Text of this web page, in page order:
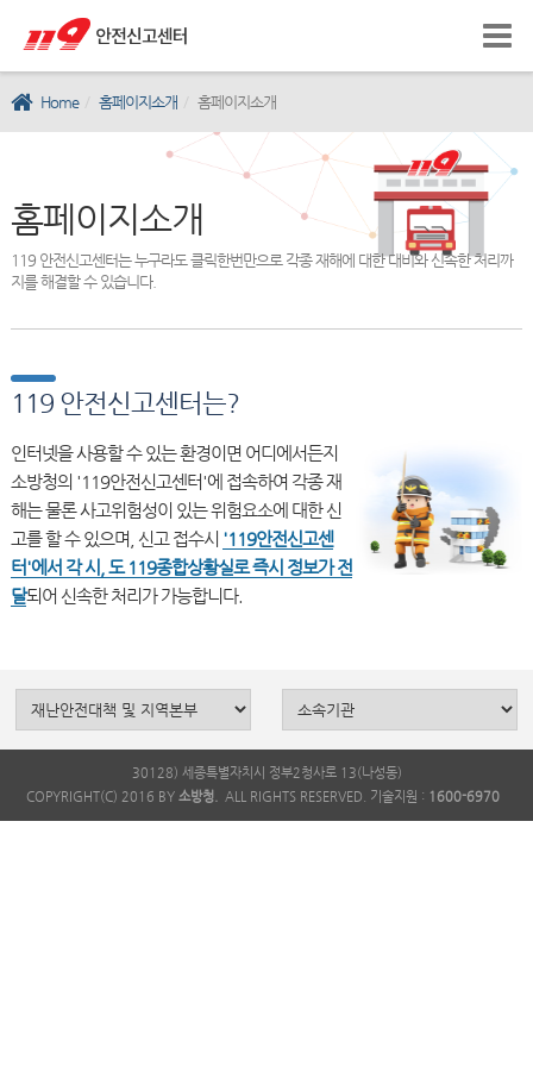
Home 홈페이지소개 홈페이지소개
홈페이지소개
119 안전신고센터는 누구라도 클릭한번만으로 각종 재해에 대한 대비와 신속한 처리까
지를 해결할 수 있습니다.
119 안전신고센터는?
인터넷을 사용할 수 있는 환경이면 어디에서든지
소방청의 '119안전신고센터'에 접속하여 각종 재
해는 물론 사고위험성이 있는 위험요소에 대한 신
고를 할 수 있으며, 신고 접수시 '119안전신고센
터'에서 각 시, 도 119종합상황실로 즉시 정보가 전
달
30128) 세종특별자치시 정부2청사로 13(나성동)
COPYRIGHT(C) 2016 BY 소방청. ALL RIGHTS RESERVED. 기술지원 : 1600-6970